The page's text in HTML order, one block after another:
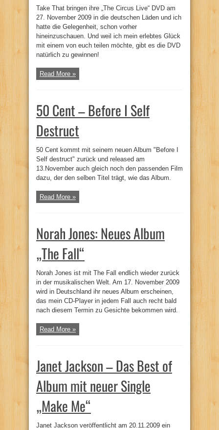
Take That bringen ihre „The Circus Live“ DVD am
27. November 2009 in die deutschen Läden und ich
hatte die Gelegenheit, schon vorher
hineinzuschauen. Und weil ich mein erlebtes Glück
mit einem von euch teilen möchte, gibt es die DVD
natürlich zu gewinnen!
Read More »
50 Cent – Before I Self
Destruct
50 Cent kommt mit seinem neuen Album "Before I
Self destruct" zurück und released am
13.November auch gleich noch den passenden Film
dazu, der den selben Titel trägt, wie das Album.
Read More »
Norah Jones: Neues Album
„The Fall“
Norah Jones ist mit The Fall endlich wieder zurück
in der musikalischen Welt. Am 17. November 2009
wird in Deutschland ihr neues Album erscheinen,
das mein CD-Player in jedem Fall auch recht bald
nach diesem Termin zu Gesichte bekommen wird.
Read More »
Janet Jackson – Das Best of
Album mit neuer Single
„Make Me“
Janet Jackson veröffentlicht am 20.11.2009 ein